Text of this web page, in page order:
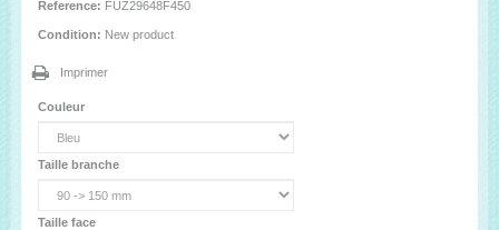
Reference: FUZ29648F450
Condition: New product
Imprimer
Couleur
Taille branche
Taille face